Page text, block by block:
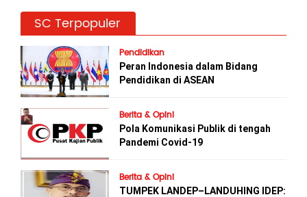
SC Terpopuler
Pendidikan
Peran Indonesia dalam Bidang
Pendidikan di ASEAN
Berita & Opini
Pola Komunikasi Publik di tengah
Pandemi Covid-19
Berita & Opini
TUMPEK LANDEP–LANDUHING IDEP: